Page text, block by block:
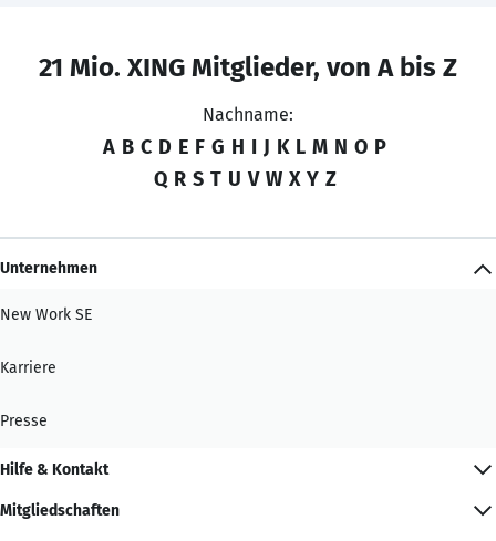
21 Mio. XING Mitglieder, von A bis Z
Nachname:
A B C D E F G H I J K L M N O P
Q R S T U V W X Y Z
Unternehmen
New Work SE
Karriere
Presse
Hilfe & Kontakt
Mitgliedschaften